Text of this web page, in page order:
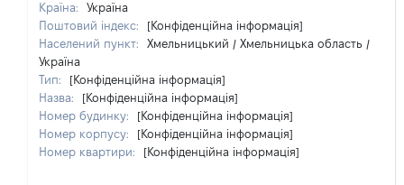
Країна:
Україна
Поштовий індекс:
[Конфіденційна інформація]
Населений пункт:
Хмельницький / Хмельницька область /
Україна
Тип:
[Конфіденційна інформація]
Назва:
[Конфіденційна інформація]
Номер будинку:
[Конфіденційна інформація]
Номер корпусу:
[Конфіденційна інформація]
Номер квартири:
[Конфіденційна інформація]